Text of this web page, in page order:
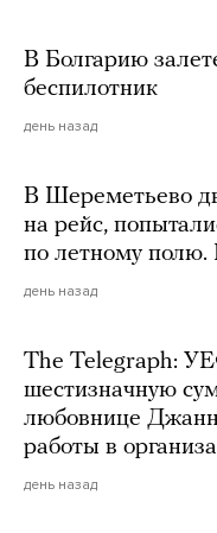
В Болгарию
беспилотник
день назад
В Шереметьево
на рейс,
по летному
день назад
The Telegraph:
шестизначную
любовнице
работы в
день назад